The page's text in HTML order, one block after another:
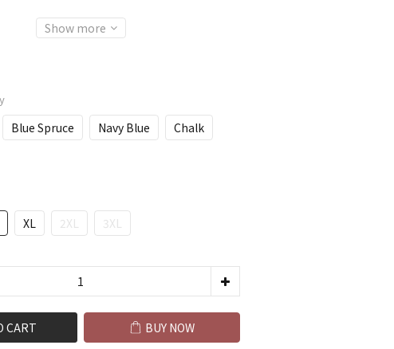
Show more
Blue Spruce Navy Blue
Chalk
XL 2XL 3XL
CART BUY NOW